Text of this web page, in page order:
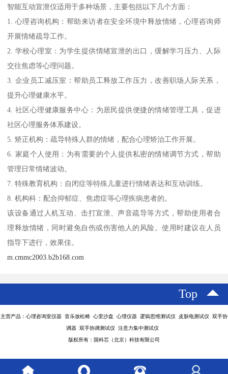
智能互动宣泄仪适用于多种场景，主要包括以下几个方面：
1. 心理咨询机构：帮助来访者在安全环境中释放情绪，心理咨询师
开展情绪疏导工作。
2. 学校心理室：为学生提供情绪宣泄的出口，缓解学习压力、人际
交往焦虑等心理问题。
3. 企业员工减压室：帮助员工释放工作压力，改善职场人际关系，
提升心理健康水平。
4. 社区心理健康服务中心：为居民提供便捷的情绪管理工具，促进
社区心理服务体系建设。
5. 矫正机构：疏导特殊人群的情绪，配合心理矫治工作开展。
6. 家庭个人使用：为有需要的个人提供私密的情绪调节方式，帮助
管理日常情绪波动。
7. 特殊教育机构：自闭症等特殊儿童进行情绪表达和互动训练。
8. 机构科：配合抑郁症、焦虑症等心理疾病患者的。
该设备通过人机互动、击打宣泄、声音疏导等方式，帮助使用者合
理释放情绪，同时避免自伤或伤害他人的风险。使用时建议在人员
指导下进行，效果佳。
m.cmmc2003.b2b168.com
Top
主营产品：心理咨询室仪器 音乐放松椅 心里沙盘 心理仪器 逻辑思维测试仪 皮肤电测试仪 双手协
调器 双手协调测试仪 注意力集中测试仪
版权所有：国科芯（北京）科技有限公司